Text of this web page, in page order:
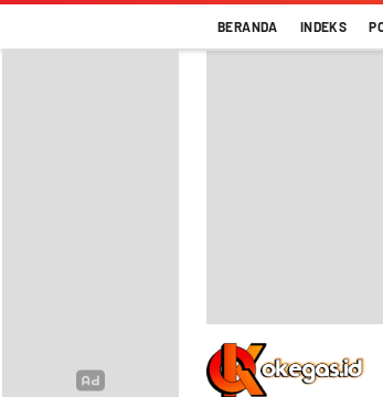
BERANDA INDEKS